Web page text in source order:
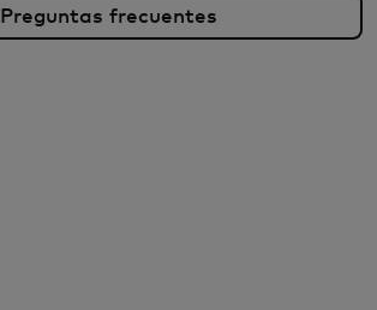
Preguntas frecuentes